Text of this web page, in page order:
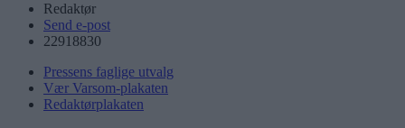
Redaktør
Send e-post
22918830
Pressens faglige utvalg
Vær Varsom-plakaten
Redaktørplakaten